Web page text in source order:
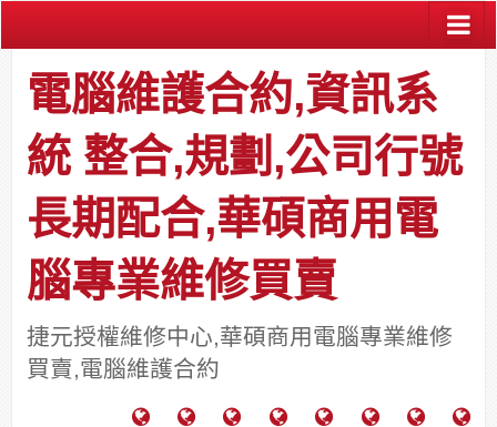
電腦維護合約,資訊系
統 整合,規劃,公司行號
長期配合,華碩商用電
腦專業維修買賣
捷元授權維修中心,華碩商用電腦專業維修
買賣,電腦維護合約